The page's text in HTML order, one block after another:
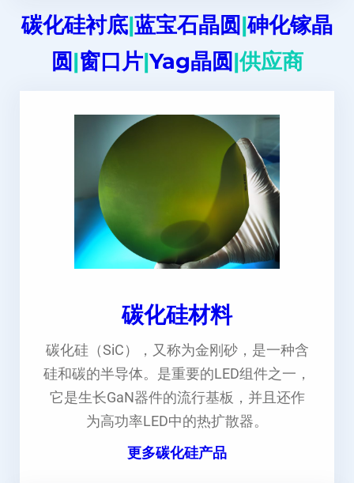
碳化硅衬底|蓝宝石晶圆|砷化镓晶
圆|窗口片|Yag晶圆|供应商
碳化硅材料
碳化硅（SiC），又称为金刚砂，是一种含
硅和碳的半导体。是重要的LED组件之一，
它是生长GaN器件的流行基板，并且还作
为高功率LED中的热扩散器。
更多碳化硅产品